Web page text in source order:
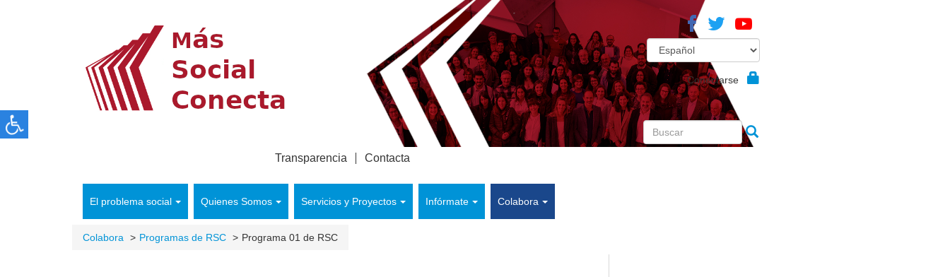
Conectarse
El problema social Quienes Somos Servicios y Proyectos Infórmate Colabora
Transparencia Contacta
Colabora Programas de RSC Programa 01 de RSC